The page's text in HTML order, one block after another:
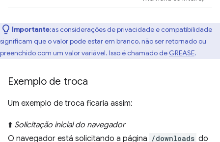
Importante:as considerações de privacidade e compatibilidade
significam que o valor pode estar em branco, não ser retornado ou
preenchido com um valor variável. Isso é chamado de GREASE.
Exemplo de troca
Um exemplo de troca ficaria assim:
⬆️ Solicitação inicial do navegador
O navegador está solicitando a página /downloads do